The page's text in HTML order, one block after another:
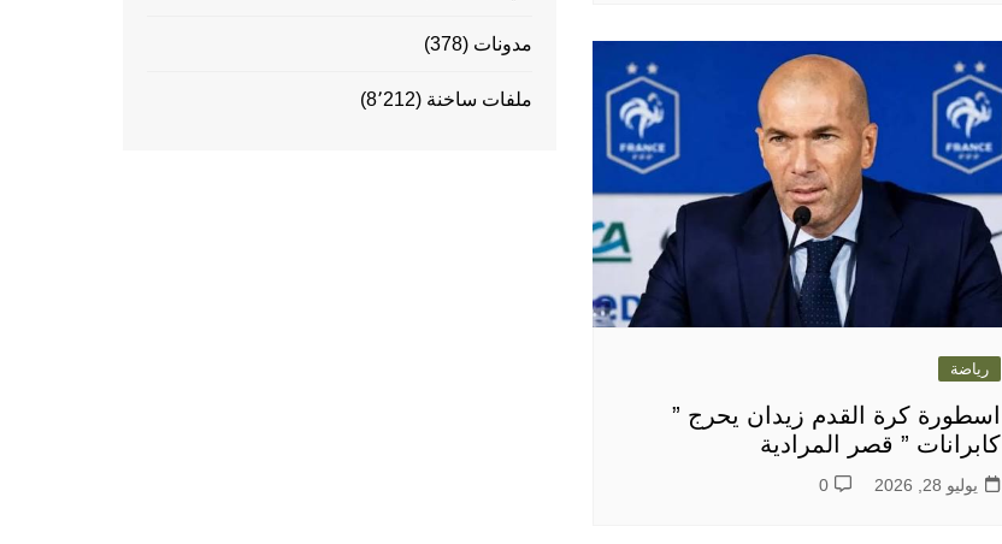
رياضة
اسطورة كرة القدم زيدان يحرج ”
كابرانات ” قصر المرادية
يوليو 28, 2026 0
مدونات (378)
ملفات ساخنة (8٬212)